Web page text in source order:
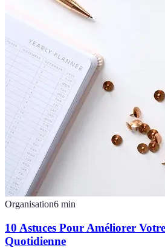
Organisation6 min
10 Astuces Pour Améliorer
Quotidienne